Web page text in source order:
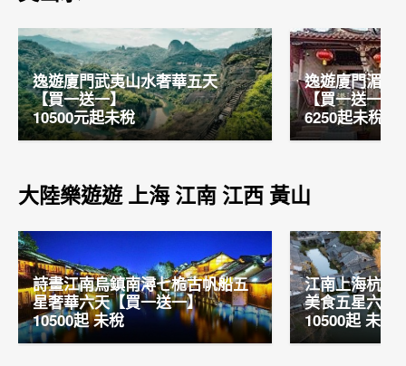
逸遊廈門武夷山水奢華五天
【買一送一】
10500元起未稅
逸遊廈門湄州
【買一送一】
6250起未稅
大陸樂遊遊 上海 江南 江西 黃山
詩畫江南烏鎮南潯七桅古帆船五
星奢華六天【買一送一】
10500起 未稅
江南上海杭州
美食五星六天-
10500起 未稅